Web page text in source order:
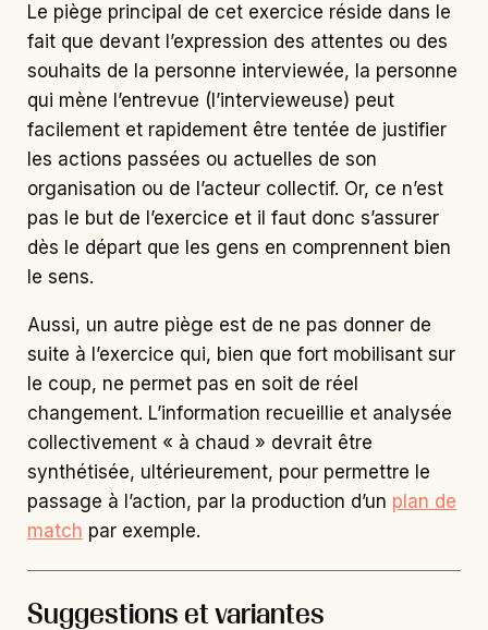
Le piège principal de cet exercice réside dans le
fait que devant l’expression des attentes ou des
souhaits de la personne interviewée, la personne
qui mène l’entrevue (l’intervieweuse) peut
facilement et rapidement être tentée de justifier
les actions passées ou actuelles de son
organisation ou de l’acteur collectif. Or, ce n’est
pas le but de l’exercice et il faut donc s’assurer
dès le départ que les gens en comprennent bien
le sens.
Aussi, un autre piège est de ne pas donner de
suite à l’exercice qui, bien que fort mobilisant sur
le coup, ne permet pas en soit de réel
changement. L’information recueillie et analysée
collectivement « à chaud » devrait être
synthétisée, ultérieurement, pour permettre le
passage à l’action, par la production d’un plan de
match par exemple.
Suggestions et variantes